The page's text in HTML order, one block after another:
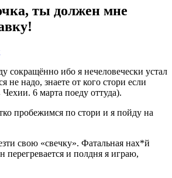
ты должен мне
сокращённо ибо я нечеловечески устал
не надо, знаете от кого стори если
6 марта поеду оттуда).
пробежимся по стори и я пойду на
свою «свечку». Фатальная нах*й
и полдня я играю,